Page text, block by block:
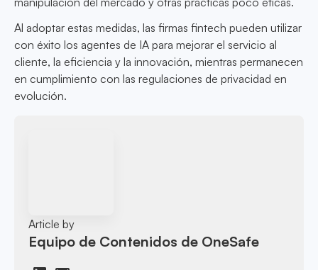
Al adoptar estas medidas, las firmas fintech pueden utilizar
con éxito los agentes de IA para mejorar el servicio al
cliente, la eficiencia y la innovación, mientras permanecen
en cumplimiento con las regulaciones de privacidad en
evolución.
Article by
Equipo de Contenidos de OneSafe